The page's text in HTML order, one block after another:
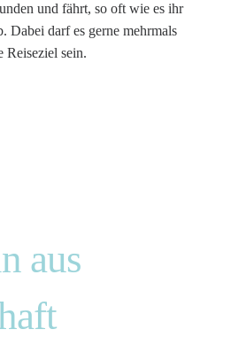
und fährt, so oft wie es ihr
Dabei darf es gerne mehrmals
Reiseziel sein.
aus